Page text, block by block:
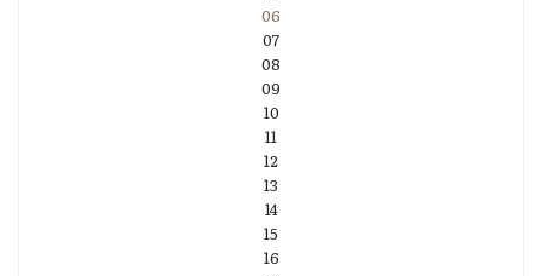
06
07
08
09
10
11
12
13
14
15
16